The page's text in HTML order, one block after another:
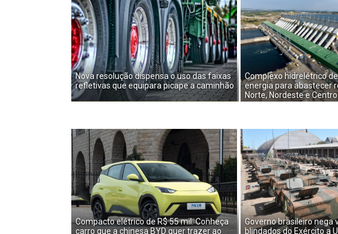
Nova resolução dispensa o uso das faixas
refletivas que equipara picape a caminhão
Complexo hidrelétrico
energia para abastecer
Norte, Nordeste e
Compacto elétrico de R$ 55 mil: Conheça
carro que a chinesa BYD quer trazer ao
Governo brasileiro nega
blindados do Exército a